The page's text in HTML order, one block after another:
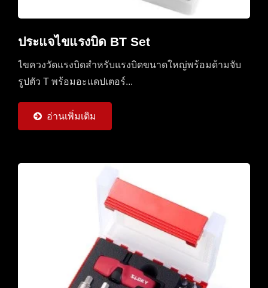
ประแจไขแรงบิด BT Set
ไขควงวัดแรงบิดสำหรับแรงบิดขนาดใหญ่พร้อมด้ามจับ
รูปตัว T พร้อมอะแดปเตอร์...
อ่านเพิ่มเติม